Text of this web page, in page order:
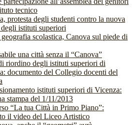
tecnico
protesta degli studenti contro la nuova
degli istituti superiori
scolastica, Canova sul piede di
una città senza il “Canova”
riordino degli istituti superiori di
documento del Collegio docenti del
istituti superiori di Vicenza:
stampa del 1/11/2013
“La tua Città in Primo Piano”:
il video del Liceo Artistico